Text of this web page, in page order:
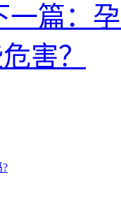
一篇：
害？